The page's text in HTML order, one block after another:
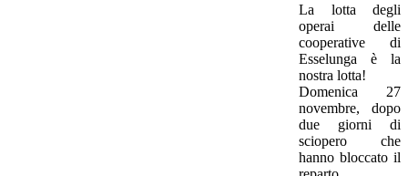
La lotta degli
operai delle
cooperative di
Esselunga è la
nostra lotta!
Domenica 27
novembre, dopo
due giorni di
sciopero che
hanno bloccato il